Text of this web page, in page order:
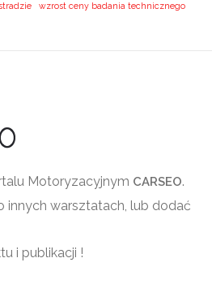
wzrost ceny badania technicznego
Motoryzacyjnym CARSEO.
innych warsztatach, lub dodać
i publikacji !